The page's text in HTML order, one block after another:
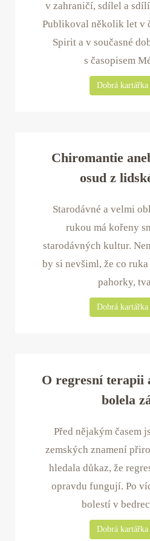
v zahraničí, sdílel a sdílí
Publikoval několik let v
Spirit a v současné
s časopisem
Dobrá kartářka
Chiromantie
osud z
Starodávné a velmi
rukou má kořeny
starodávných kultur.
by si nevšiml, že co
pahorky,
Dobrá kartářka
O regresní terapii
bolela
Před nějakým časem
zemských znamení
hledala důkaz, že
opravdu fungují. Po
bolestí v
Dobrá kartářka